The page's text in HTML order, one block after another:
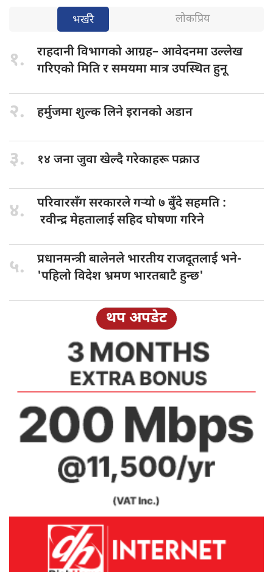
भर्खरै लोकप्रिय
१. राहदानी विभागकोआग्रह– आवेदनमा उल्लेख
गरिएको मिति र समयमा मात्र उपस्थित हुनू
२. हर्मुजमा शुल्कलिने इरानको अडान
३. १४ जनाजुवा खेल्दै गरेकाहरू पक्राउ
४. परिवारसँग सरकारलेगर्‍यो ७ बुँदे सहमति :
रवीन्द्र मेहतालाई सहिद घोषणा गरिने
५. प्रधानमन्त्री बालेनलेभारतीय राजदूतलाई भने-
'पहिलो विदेश भ्रमण भारतबाटै हुन्छ'
थप अपडेट